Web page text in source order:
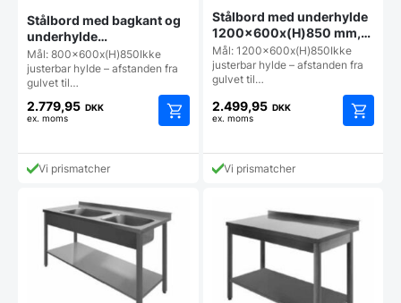
Stålbord med bagkant og
underhylde
800x600x(H)850 mm,
Hendi
Mål: 800x600x(H)850Ikke
justerbar hylde – afstanden fra
gulvet til…
2.779,95 DKK
ex. moms
Vi prismatcher
Stålbord med underhylde
1200x600x(H)850 mm,
Hendi
Mål: 1200x600x(H)850Ikke
justerbar hylde – afstanden fra
gulvet til…
2.499,95 DKK
ex. moms
Vi prismatcher